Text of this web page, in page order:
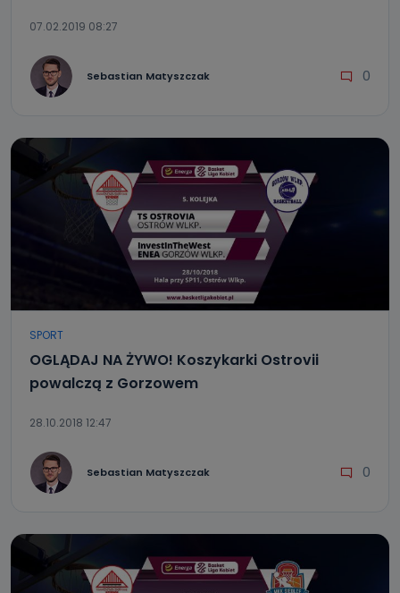
07.02.2019 08:27
Sebastian Matyszczak 0
SPORT
OGLĄDAJ NA ŻYWO! Koszykarki Ostrovii
powalczą z Gorzowem
28.10.2018 12:47
Sebastian Matyszczak 0